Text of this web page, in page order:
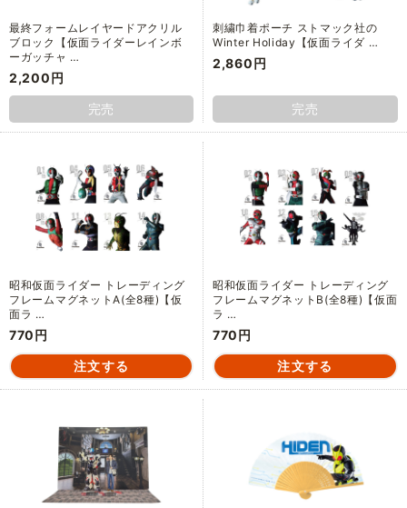
最終フォームレイヤードアクリル
ブロック【仮面ライダーレインボ
ーガッチャ …
2,200円
完売
刺繍巾着ポーチ ストマック社の
Winter Holiday【仮面ライダ …
2,860円
完売
昭和仮面ライダー トレーディング
フレームマグネットA(全8種)【仮
面ラ …
770円
昭和仮面ライダー トレーディング
フレームマグネットB(全8種)【仮面
ラ …
770円